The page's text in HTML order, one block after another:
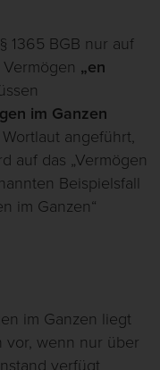
1365 BGB nur auf
„en
im Ganzen
angeführt,
auf das „Vermögen
Beispielsfall
im Ganzen“
im Ganzen liegt
vor, wenn nur über
verfügt